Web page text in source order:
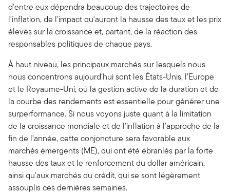
d'entre eux dépendra beaucoup des trajectoires de
l'inflation, de l'impact qu'auront la hausse des taux et les prix
élevés sur la croissance et, partant, de la réaction des
responsables politiques de chaque pays.
À haut niveau, les principaux marchés sur lesquels nous
nous concentrons aujourd'hui sont les États-Unis, l'Europe
et le Royaume-Uni, où la gestion active de la duration et de
la courbe des rendements est essentielle pour générer une
surperformance. Si nous voyons juste quant à la limitation
de la croissance mondiale et de l'inflation à l'approche de la
fin de l'année, cette conjoncture sera favorable aux
marchés émergents (ME), qui ont été ébranlés par la forte
hausse des taux et le renforcement du dollar américain,
ainsi qu'aux marchés du crédit, qui se sont légèrement
assouplis ces dernières semaines.